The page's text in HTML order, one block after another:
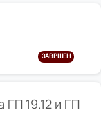
ЗАВРШЕН
ГП 19.12 и ГП